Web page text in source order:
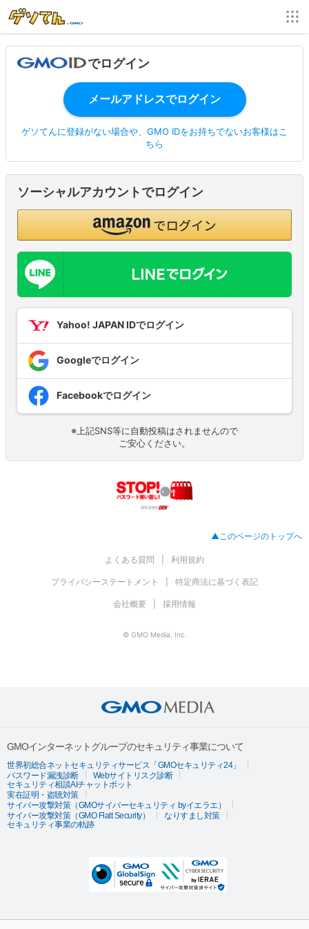
でログイン
ゲソてんに登録がない場合や、GMO IDをお持ちでないお客様はこ
ちら
ソーシャルアカウントでログイン
Yahoo! JAPAN IDでログイン
Googleでログイン
Facebookでログイン
※上記SNS等に自動投稿はされませんので
ご安心ください。
▲このページのトップへ
よくある質問 利用規約
プライバシーステートメント 特定商法に基づく表記
会社概要 採用情報
© GMO Media, Inc.
GMOインターネットグループのセキュリティ事業について
世界初総合ネットセキュリティサービス「GMOセキュリティ24」
パスワード漏洩診断
Webサイトリスク診断
セキュリティ相談AIチャットボット
実在証明・盗聴対策
サイバー攻撃対策（GMOサイバーセキュリティ byイエラエ）
サイバー攻撃対策（GMO Flatt Security）
なりすまし対策
セキュリティ事業の軌跡